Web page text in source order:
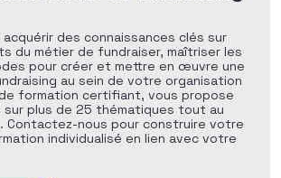
des connaissances clés sur
du métier de fundraiser, maîtriser les
pour créer et mettre en œuvre une
au sein de votre organisation
de formation certifiant, vous propose
plus de 25 thématiques tout au
Contactez-nous pour construire votre
individualisé en lien avec votre